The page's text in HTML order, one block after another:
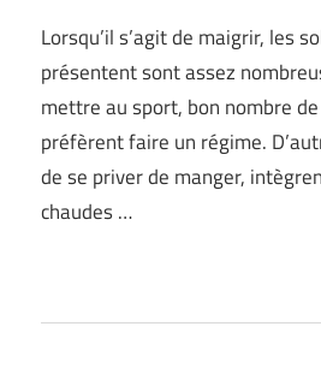
Lorsqu’il s’agit de maigrir, les
présentent sont assez
mettre au sport, bon nombre
préfèrent faire un régime.
de se priver de manger,
chaudes …